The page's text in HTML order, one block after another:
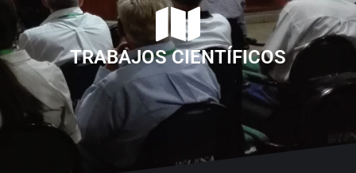
TRABAJOS CIENTÍFICOS